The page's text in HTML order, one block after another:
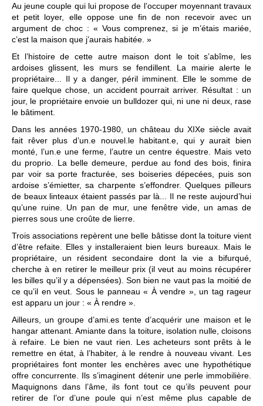
Au jeune couple qui lui propose de l’occuper moyennant travaux
et petit loyer, elle oppose une fin de non recevoir avec un
argument de choc : « Vous comprenez, si je m’étais mariée,
c’est la maison que j’aurais habitée. »
Et l’histoire de cette autre maison dont le toit s’abîme, les
ardoises glissent, les murs se fendillent. La mairie alerte le
propriétaire... Il y a danger, péril imminent. Elle le somme de
faire quelque chose, un accident pourrait arriver. Résultat : un
jour, le propriétaire envoie un bulldozer qui, ni une ni deux, rase
le bâtiment.
Dans les années 1970-1980, un château du XIXe siècle avait
fait rêver plus d’un.e nouvel.le habitant.e, qui y aurait bien
monté, l’un.e une ferme, l’autre un centre équestre. Mais veto
du proprio. La belle demeure, perdue au fond des bois, finira
par voir sa porte fracturée, ses boiseries dépecées, puis son
ardoise s’émietter, sa charpente s’effondrer. Quelques pilleurs
de beaux linteaux étaient passés par là... Il ne reste aujourd’hui
qu’une ruine. Un pan de mur, une fenêtre vide, un amas de
pierres sous une croûte de lierre.
Trois associations repèrent une belle bâtisse dont la toiture vient
d’être refaite. Elles y installeraient bien leurs bureaux. Mais le
propriétaire, un résident secondaire dont la vie a bifurqué,
cherche à en retirer le meilleur prix (il veut au moins récupérer
les billes qu’il y a dépensées). Son bien ne vaut pas la moitié de
ce qu’il en veut. Sous le panneau « À vendre », un tag rageur
est apparu un jour : « À rendre ».
Ailleurs, un groupe d’ami.es tente d’acquérir une maison et le
hangar attenant. Amiante dans la toiture, isolation nulle, cloisons
à refaire. Le bien ne vaut rien. Les acheteurs sont prêts à le
remettre en état, à l’habiter, à le rendre à nouveau vivant. Les
propriétaires font monter les enchères avec une hypothétique
offre concurrente. Ils s’imaginent détenir une perle immobilière.
Maquignons dans l’âme, ils font tout ce qu’ils peuvent pour
retirer de l’or d’une poule qui n’est même plus capable de